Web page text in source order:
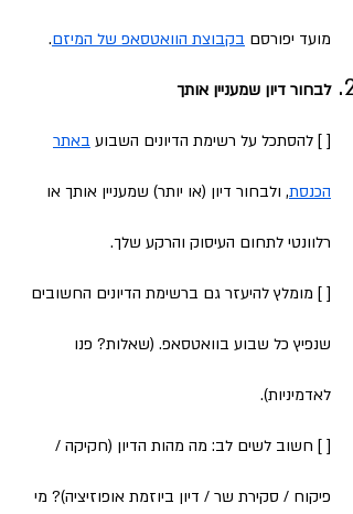
מועד יפורסם בקבוצת הוואטסאפ של המיזם.
לבחור דיון שמעניין אותך
[ ] להסתכל על רשימת הדיונים השבוע באתר
הכנסת, ולבחור דיון (או יותר) שמעניין אותך או
רלוונטי לתחום העיסוק והרקע שלך.
[ ] מומלץ להיעזר גם ברשימת הדיונים החשובים
שנפיץ כל שבוע בוואטסאפ. (שאלות? פנו
לאדמיניות).
[ ] חשוב לשים לב: מה מהות הדיון (חקיקה /
פיקוח / סקירת שר / דיון ביוזמת אופוזיציה)? מי